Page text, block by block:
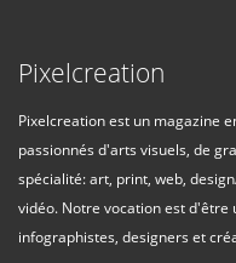
Pixelcreation
Pixelcreation est un magazine
passionnés d'arts visuels, de
spécialité: art, print, web,
vidéo. Notre vocation est d'être
infographistes, designers et